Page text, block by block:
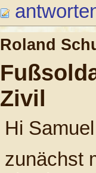
Roland
Zivil
Hi
zunächst